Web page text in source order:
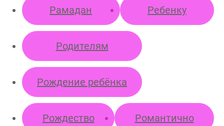
Рамадан Ребенку
Родителям
Рождение ребёнка
Рождество Романтично